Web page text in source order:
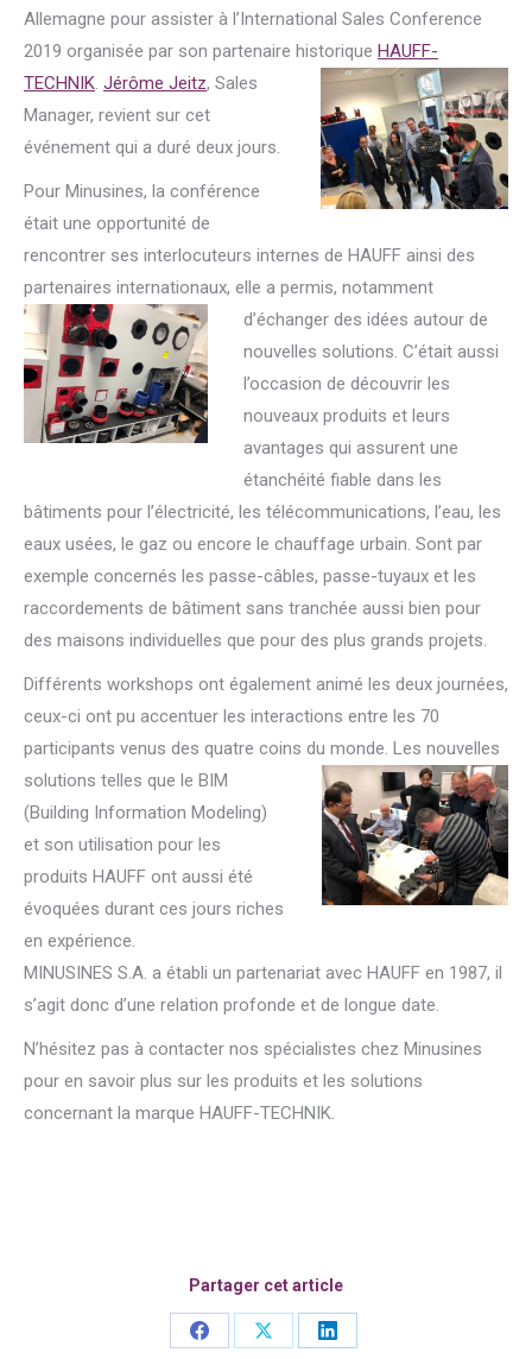
Allemagne pour assister à l’International Sales Conference
2019 organisée par son partenaire historique HAUFF-
TECHNIK. Jérôme Jeitz, Sales
Manager, revient sur cet
événement qui a duré deux jours.
Pour Minusines, la conférence
était une opportunité de
rencontrer ses interlocuteurs internes de HAUFF ainsi des
partenaires internationaux, elle a permis, notamment
d’échanger des idées autour de
nouvelles solutions. C’était aussi
l’occasion de découvrir les
nouveaux produits et leurs
avantages qui assurent une
étanchéité fiable dans les
bâtiments pour l’électricité, les télécommunications, l’eau, les
eaux usées, le gaz ou encore le chauffage urbain. Sont par
exemple concernés les passe-câbles, passe-tuyaux et les
raccordements de bâtiment sans tranchée aussi bien pour
des maisons individuelles que pour des plus grands projets.
Différents workshops ont également animé les deux journées,
ceux-ci ont pu accentuer les interactions entre les 70
participants venus des quatre coins du monde. Les nouvelles
solutions telles que le BIM
(Building Information Modeling)
et son utilisation pour les
produits HAUFF ont aussi été
évoquées durant ces jours riches
en expérience.
MINUSINES S.A. a établi un partenariat avec HAUFF en 1987, il
s’agit donc d’une relation profonde et de longue date.
N’hésitez pas à contacter nos spécialistes chez Minusines
pour en savoir plus sur les produits et les solutions
concernant la marque HAUFF-TECHNIK.
Partager cet article
Share
Share
Share